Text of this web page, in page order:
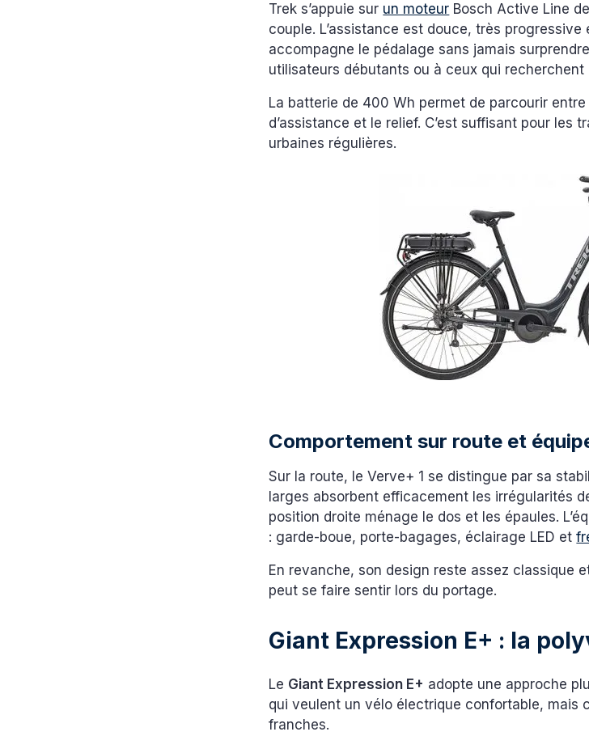
Trek s’appuie sur un moteur Bosch Active Line
couple. L’assistance est douce, très
accompagne le pédalage sans jamais
utilisateurs débutants ou à ceux qui recherchent
La batterie de 400 Wh permet de parcourir
d’assistance et le relief. C’est suffisant pour les
urbaines régulières.
Comportement sur route et
Sur la route, le Verve+ 1 se distingue par sa
larges absorbent efficacement les irrégularités
position droite ménage le dos et les épaules.
: garde-boue, porte-bagages, éclairage LED et
En revanche, son design reste assez classique
peut se faire sentir lors du portage.
Giant Expression E+ : la
Le Giant Expression E+ adopte une approche
qui veulent un vélo électrique confortable, mais
franches.